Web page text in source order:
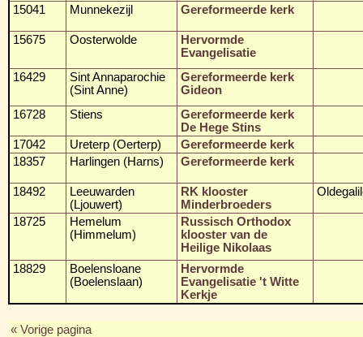
15041 Munnekezijl Gereformeerde kerk
15675 Oosterwolde
Hervormde
Evangelisatie
16429
Sint Annaparochie
(Sint Anne)
Gereformeerde kerk
Gideon
16728
Stiens
Gereformeerde kerk
De Hege Stins
17042
Ureterp (Oerterp)
Gereformeerde kerk
18357
Harlingen (Harns) Gereformeerde kerk
18492
Leeuwarden
(Ljouwert)
RK klooster
Minderbroeders
18725
Hemelum
(Himmelum)
Russisch Orthodox
klooster van de
Heilige Nikolaas
18829
Boelensloane
(Boelenslaan)
Hervormde
Evangelisatie 't Witte
Kerkje
« Vorige pagina